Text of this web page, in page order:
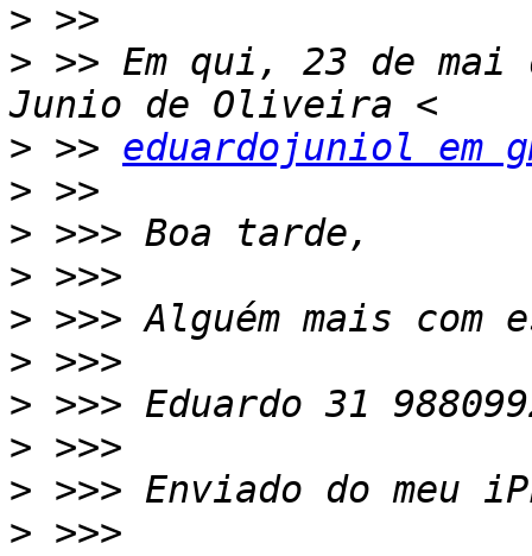
>
> >> Em qui, 23 de mai
> >> eduardojuniol em
>
>
>
>
>
>
>
>
> >>>